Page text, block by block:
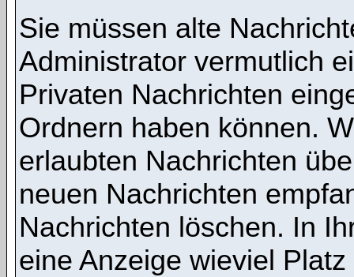
Sie müssen alte
Administrator vermutlich
Privaten Nachrichten
Ordnern haben können.
erlaubten Nachrichten
neuen Nachrichten
Nachrichten löschen. In
eine Anzeige wieviel